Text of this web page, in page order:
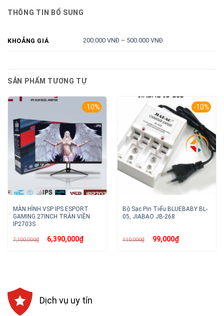
THÔNG TIN BỔ SUNG
KHOẢNG GIÁ 200.000 VNĐ – 500.000 VNĐ
SẢN PHẨM TƯƠNG TỰ
-10%
MÀN HÌNH VSP IPS ESPORT
GAMING 27INCH TRÀN VIỀN
IP2703S
7,100,000₫ Giá
gốc6,390,000₫Giá
-10%
Bộ Sạc Pin Tiểu BLUEBABY BL-
05, JIABAO JB-268
110,000₫ Giá
gốc99,000₫Giá
Dịch vụ uy tín